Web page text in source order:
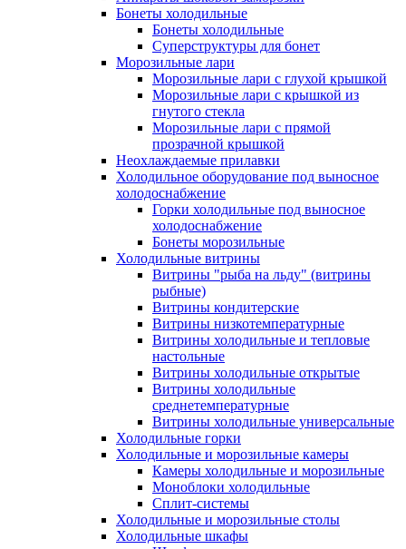
Бонеты холодильные
Бонеты холодильные
Суперструктуры для бонет
Морозильные лари
Морозильные лари с глухой крышкой
Морозильные лари с крышкой из
гнутого стекла
Морозильные лари с прямой
прозрачной крышкой
Неохлаждаемые прилавки
Холодильное оборудование под выносное
холодоснабжение
Горки холодильные под выносное
холодоснабжение
Бонеты морозильные
Холодильные витрины
Витрины "рыба на льду" (витрины
рыбные)
Витрины кондитерские
Витрины низкотемпературные
Витрины холодильные и тепловые
настольные
Витрины холодильные открытые
Витрины холодильные
среднетемпературные
Витрины холодильные универсальные
Холодильные горки
Холодильные и морозильные камеры
Камеры холодильные и морозильные
Моноблоки холодильные
Сплит-системы
Холодильные и морозильные столы
Холодильные шкафы